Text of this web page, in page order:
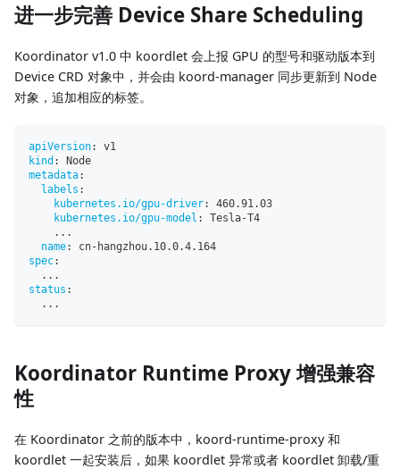
进一步完善 Device Share Scheduling
Koordinator v1.0 中 koordlet 会上报 GPU 的型号和驱动版本到
Device CRD 对象中，并会由 koord-manager 同步更新到 Node
对象，追加相应的标签。
apiVersion:
v1
kind :
Node
metadata:
labels :
kubernetes.io/gpu-driver:
460.91.03
kubernetes.io/gpu-model : Tesla-T4
...
name: cn- hangzhou.10.0.4.164
spec:
...
status :
...
Koordinator Runtime Proxy 增强兼容
性
在 Koordinator 之前的版本中，koord-runtime-proxy 和
koordlet 一起安装后，如果 koordlet 异常或者 koordlet 卸载/重